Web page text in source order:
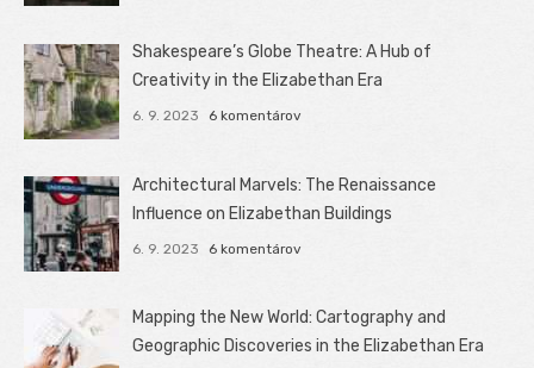
Shakespeare’s Globe Theatre: A Hub of
Creativity in the Elizabethan Era
6. 9. 2023 6 komentárov
Architectural Marvels: The Renaissance
Influence on Elizabethan Buildings
6. 9. 2023 6 komentárov
Mapping the New World: Cartography and
Geographic Discoveries in the Elizabethan Era